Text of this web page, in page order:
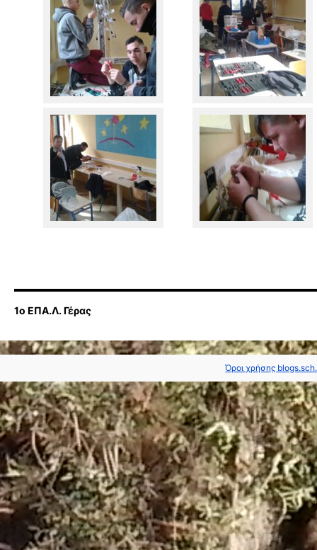
1ο ΕΠΑ.Λ. Γέρας
Όροι χρήσης